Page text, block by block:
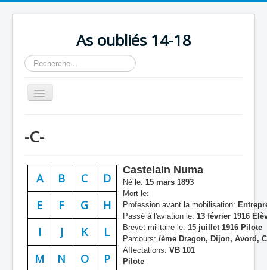
As oubliés 14-18
Rechercher
Basculer
la
Chronologie
Escadrilles
Organisation
Avions
Formation
Doctrines
-C-
A B C
D
E
F G
H
I
J K
L
M
N O
P
Castelain Numa
Né le: 15 mars 1893
Mort le:
Profession avant la mobilisation:
Passé à l'aviation le: 13 février 1916
Brevet militaire le: 15 juillet 1916 Pilote
Parcours: /ème Dragon, Dijon, Avord,
Affectations: VB 101
Pilote